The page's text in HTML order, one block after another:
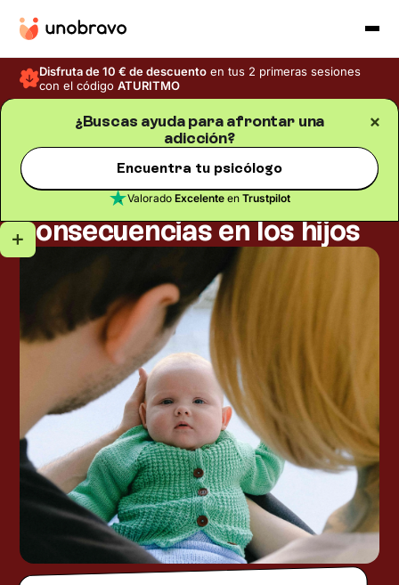
Disfruta de 10 € de descuento en tus 2 primeras sesiones
con el códigoATURITMO
¿Buscas ayuda para afrontar una
adicción?
Encuentra tu psicólogo
Valorado Excelenteen Trustpilot
Tiempo de lectura
Padres
drogodependientes:
consecuencias en los hijos